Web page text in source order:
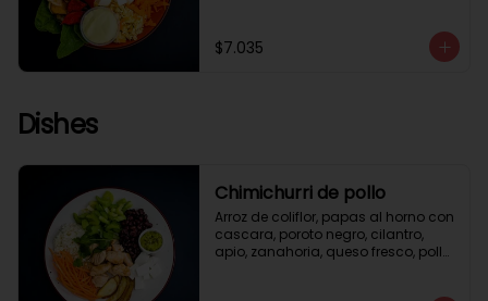
$7.035
Dishes
Chimichurri de pollo
Arroz de coliflor, papas al horno con
cascara, poroto negro, cilantro,
apio, zanahoria, queso fresco, pollo